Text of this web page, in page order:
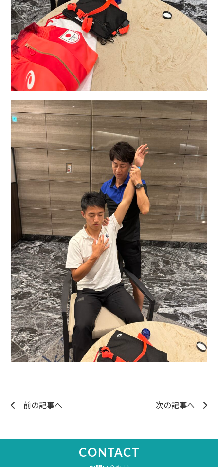
前の記事へ 次の記事へ
CONTACT